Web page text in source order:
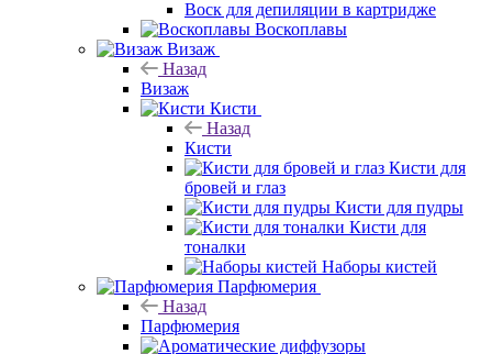
Воск для депиляции в картридже
Воскоплавы
Визаж
Назад
Визаж
Кисти
Назад
Кисти
Кисти для
бровей и глаз
Кисти для пудры
Кисти для
тоналки
Наборы кистей
Парфюмерия
Назад
Парфюмерия